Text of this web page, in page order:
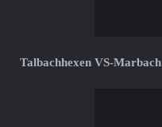
Talbachhexen VS-Marbach